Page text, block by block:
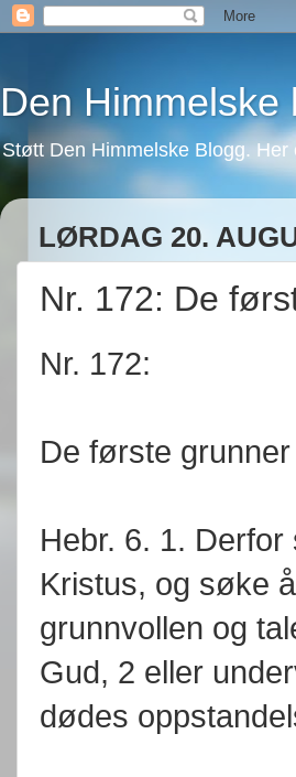
Den Himmelske
Støtt Den Himmelske Blogg.
LØRDAG 20.
Nr. 172: De
Nr. 172:
De første
Hebr. 6. 1.
Kristus, og søke
grunnvollen og
Gud, 2 eller
dødes